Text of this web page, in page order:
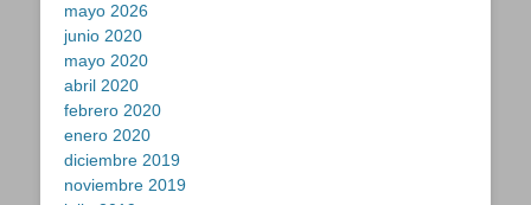
mayo 2026
junio 2020
mayo 2020
abril 2020
febrero 2020
enero 2020
diciembre 2019
noviembre 2019